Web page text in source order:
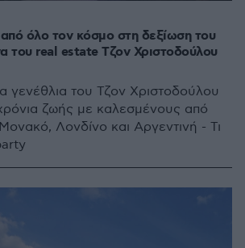
όλο τον κόσμο στη δεξίωση του
του real estate Τζον Χριστοδούλου
γενέθλια του Τζον Χριστοδούλου
ζωής με καλεσμένους από
Λονδίνο και Αργεντινή - Τι